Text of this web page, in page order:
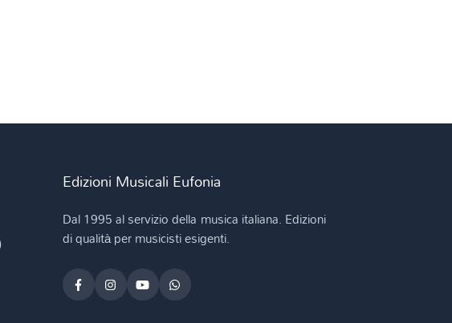
Edizioni Musicali Eufonia
Dal 1995 al servizio della musica italiana. Edizioni
di qualità per musicisti esigenti.